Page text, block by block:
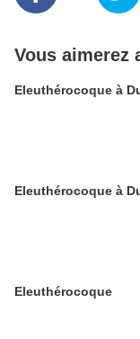
Vous aimerez
Eleuthérocoque à
Eleuthérocoque à
Eleuthérocoque